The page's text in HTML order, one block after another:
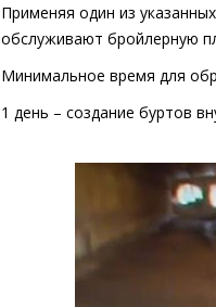
Применяя один из
обслуживают бройлерную
Минимальное время для
1 день – создание буртов